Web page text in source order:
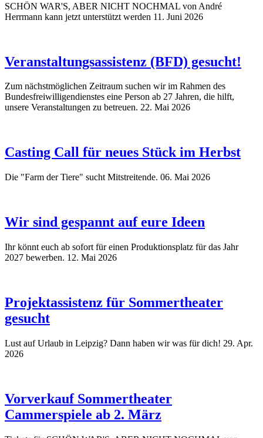
SCHÖN WAR'S, ABER NICHT NOCHMAL von André
Herrmann kann jetzt unterstützt werden 11. Juni 2026
Veranstaltungsassistenz (BFD) gesucht!
Zum nächstmöglichen Zeitraum suchen wir im Rahmen des
Bundesfreiwilligendienstes eine Person ab 27 Jahren, die hilft,
unsere Veranstaltungen zu betreuen. 22. Mai 2026
Casting Call für neues Stück im Herbst
Die "Farm der Tiere" sucht Mitstreitende. 06. Mai 2026
Wir sind gespannt auf eure Ideen
Ihr könnt euch ab sofort für einen Produktionsplatz für das Jahr
2027 bewerben. 12. Mai 2026
Projektassistenz für Sommertheater
gesucht
Lust auf Urlaub in Leipzig? Dann haben wir was für dich! 29. Apr.
2026
Vorverkauf Sommertheater
Cammerspiele ab 2. März